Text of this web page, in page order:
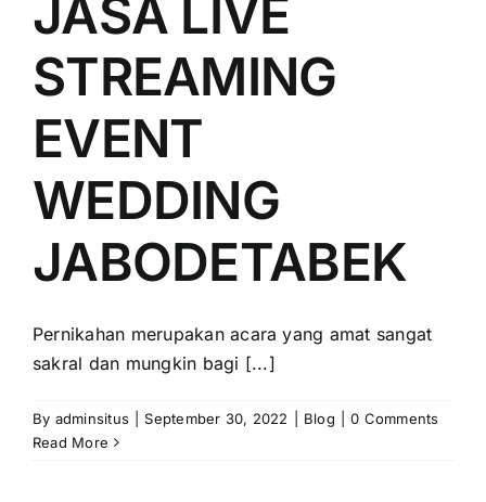
Hubungi Kami
JASA LIVE
STREAMING
EVENT
WEDDING
JABODETABEK
Pernikahan merupakan acara yang amat sangat
sakral dan mungkin bagi [...]
By adminsitus September 30, 2022 Blog
0 Comments
Read More